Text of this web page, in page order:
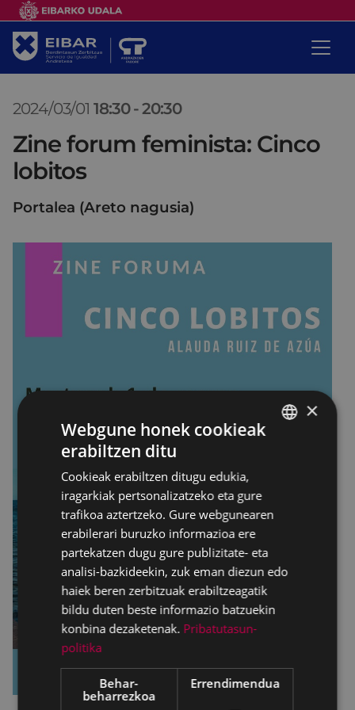
2024/03/01 18:30 -20:30
Zine forum feminista: Cinco
lobitos
Portalea (Areto nagusia)
×
Webgune honek cookieak
erabiltzen ditu
Cookieak erabiltzen ditugu edukia,
iragarkiak pertsonalizatzeko eta gure
trafikoa aztertzeko. Gure webgunearen
erabilerari buruzko informazioa ere
partekatzen dugu gure publizitate- eta
analisi-bazkideekin, zuk eman diezun edo
haiek beren zerbitzuak erabiltzeagatik
bildu duten beste informazio batzuekin
konbina dezaketenak. Pribatutasun-
politika
Behar-
beharrezkoa
Errendimendua